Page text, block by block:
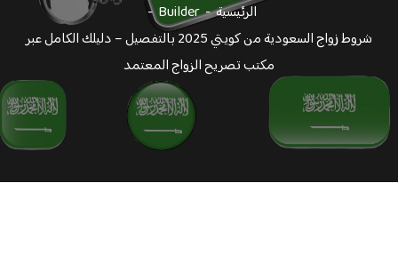
الرئيسية
Builder
شروط زواج السعودية من كويتي 2025 بالتفصيل – دليلك الكامل عبر
مكتب تصريح الزواج المعتمد